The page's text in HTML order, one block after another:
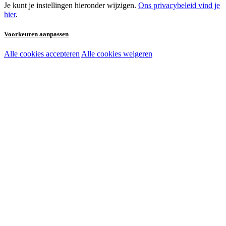
Je kunt je instellingen hieronder wijzigen. Ons privacybeleid vind je
hier.
Voorkeuren aanpassen
Noodzakelijke cookies:
Alle cookies accepteren Alle cookies weigeren